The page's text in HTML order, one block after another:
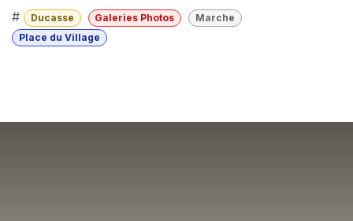
# Ducasse Galeries Photos
Marche
Place du Village